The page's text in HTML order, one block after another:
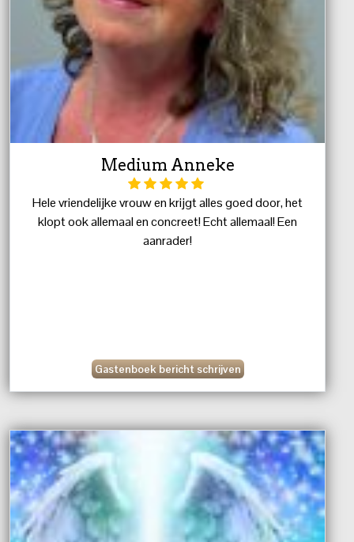
Medium Anneke
Hele vriendelijke vrouw en krijgt alles goed door, het
klopt ook allemaal en concreet! Echt allemaal! Een
aanrader!
Gastenboek bericht schrijven